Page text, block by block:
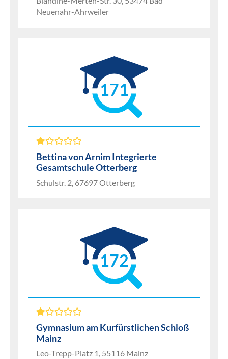
Neuenahr-Ahrweiler
171
Bettina von Arnim Integrierte
Gesamtschule Otterberg
Schulstr. 2, 67697 Otterberg
172
Gymnasium am Kurfürstlichen Schloß
Mainz
Leo-Trepp-Platz 1, 55116 Mainz